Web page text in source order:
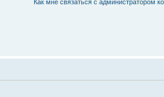
Как мне связаться с администратором